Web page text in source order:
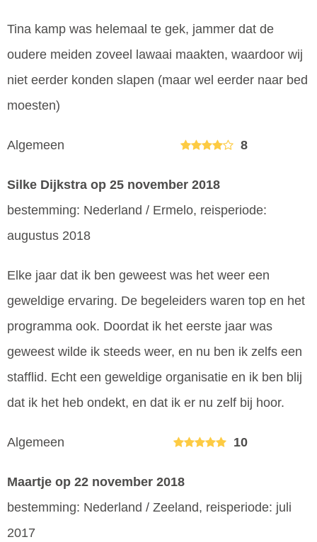
Tina kamp was helemaal te gek, jammer dat de
oudere meiden zoveel lawaai maakten, waardoor wij
niet eerder konden slapen (maar wel eerder naar bed
moesten)
Algemeen 8
Silke Dijkstra op 25 november 2018
bestemming: Nederland / Ermelo, reisperiode:
augustus 2018
Elke jaar dat ik ben geweest was het weer een
geweldige ervaring. De begeleiders waren top en het
programma ook. Doordat ik het eerste jaar was
geweest wilde ik steeds weer, en nu ben ik zelfs een
stafflid. Echt een geweldige organisatie en ik ben blij
dat ik het heb ondekt, en dat ik er nu zelf bij hoor.
Algemeen 10
Maartje op 22 november 2018
bestemming: Nederland / Zeeland, reisperiode: juli
2017